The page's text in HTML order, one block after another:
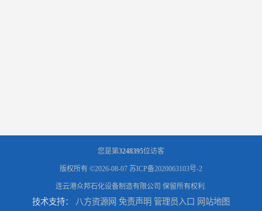
您是第3248395位访客
版权所有 ©2026-08-07 苏ICP备2020063103号-2
连云港众邦石化设备制造有限公司 保留所有权利.
技术支持： 八方资源网 免责声明 管理员入口 网站地图